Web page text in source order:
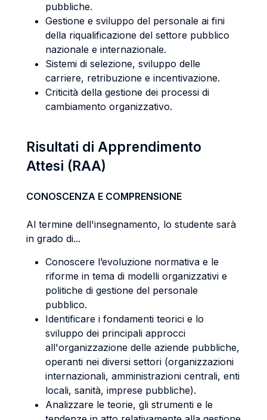
pubbliche.
Gestione e sviluppo del personale ai fini
della riqualificazione del settore pubblico
nazionale e internazionale.
Sistemi di selezione, sviluppo delle
carriere, retribuzione e incentivazione.
Criticità della gestione dei processi di
cambiamento organizzativo.
Risultati di Apprendimento
Attesi (RAA)
CONOSCENZA E COMPRENSIONE
Al termine dell'insegnamento, lo studente sarà
in grado di...
Conoscere l’evoluzione normativa e le
riforme in tema di modelli organizzativi e
politiche di gestione del personale
pubblico.
Identificare i fondamenti teorici e lo
sviluppo dei principali approcci
all'organizzazione delle aziende pubbliche,
operanti nei diversi settori (organizzazioni
internazionali, amministrazioni centrali, enti
locali, sanità, imprese pubbliche).
Analizzare le teorie, gli strumenti e le